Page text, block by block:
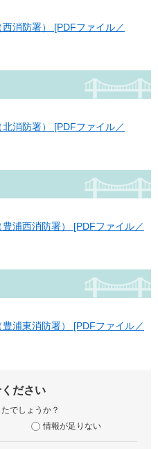
消防署） [PDFファイル／
消防署） [PDFファイル／
浦西消防署） [PDFファイル／
浦東消防署） [PDFファイル／
ださい
でしょうか？
情報が足りない